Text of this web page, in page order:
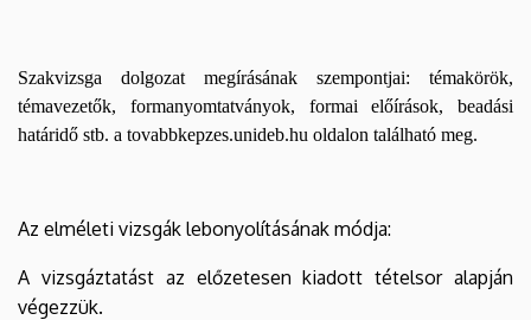
Szakvizsga dolgozat megírásának szempontjai: témakörök,
témavezetők, formanyomtatványok, formai előírások, beadási
határidő stb. a tovabbkepzes.unideb.hu oldalon található meg.
Az elméleti vizsgák lebonyolításának módja:
A vizsgáztatást az előzetesen kiadott tételsor alapján
végezzük.